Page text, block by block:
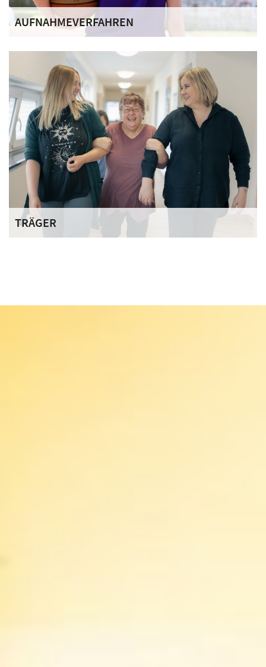
AUFNAHMEVERFAHREN
Hohenlinden richtet sich an weibliche Jugendliche im Alter
von 12 bis 18 Jahren.
TRÄGER